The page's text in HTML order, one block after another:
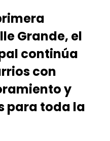
Grande, el
continúa
con
y
para toda la